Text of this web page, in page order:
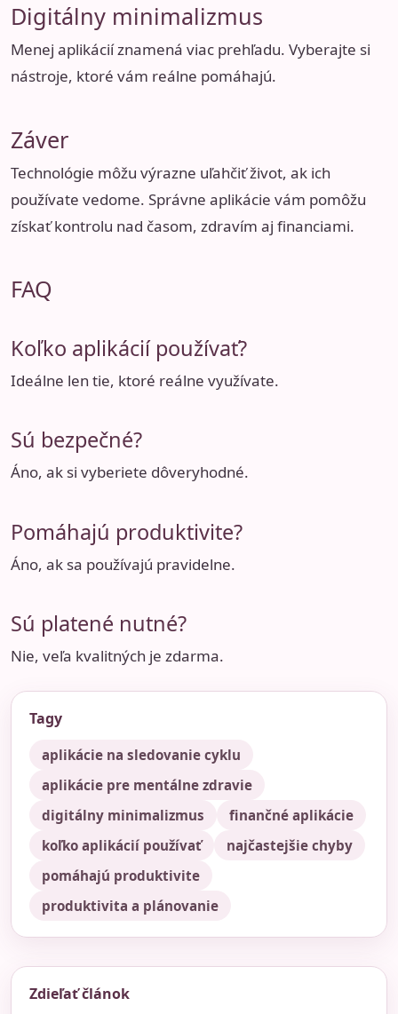
Digitálny minimalizmus
Menej aplikácií znamená viac prehľadu. Vyberajte si
nástroje, ktoré vám reálne pomáhajú.
Záver
Technológie môžu výrazne uľahčiť život, ak ich
používate vedome. Správne aplikácie vám pomôžu
získať kontrolu nad časom, zdravím aj financiami.
FAQ
Koľko aplikácií používať?
Ideálne len tie, ktoré reálne využívate.
Sú bezpečné?
Áno, ak si vyberiete dôveryhodné.
Pomáhajú produktivite?
Áno, ak sa používajú pravidelne.
Sú platené nutné?
Nie, veľa kvalitných je zdarma.
Tagy
aplikácie na sledovanie cyklu
aplikácie pre mentálne zdravie
digitálny minimalizmus
finančné aplikácie
koľko aplikácií používať
najčastejšie chyby
pomáhajú produktivite
produktivita a plánovanie
Zdieľať článok